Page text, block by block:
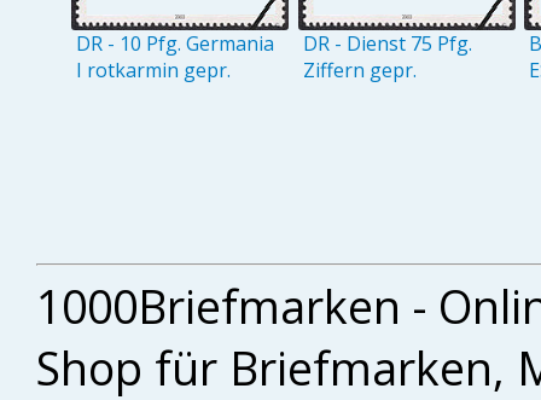
DR - 10 Pfg. Germania
I rotkarmin gepr.
DR - Dienst 75 Pfg.
Ziffern gepr.
1000Briefmarken -
Shop für Briefmarken,